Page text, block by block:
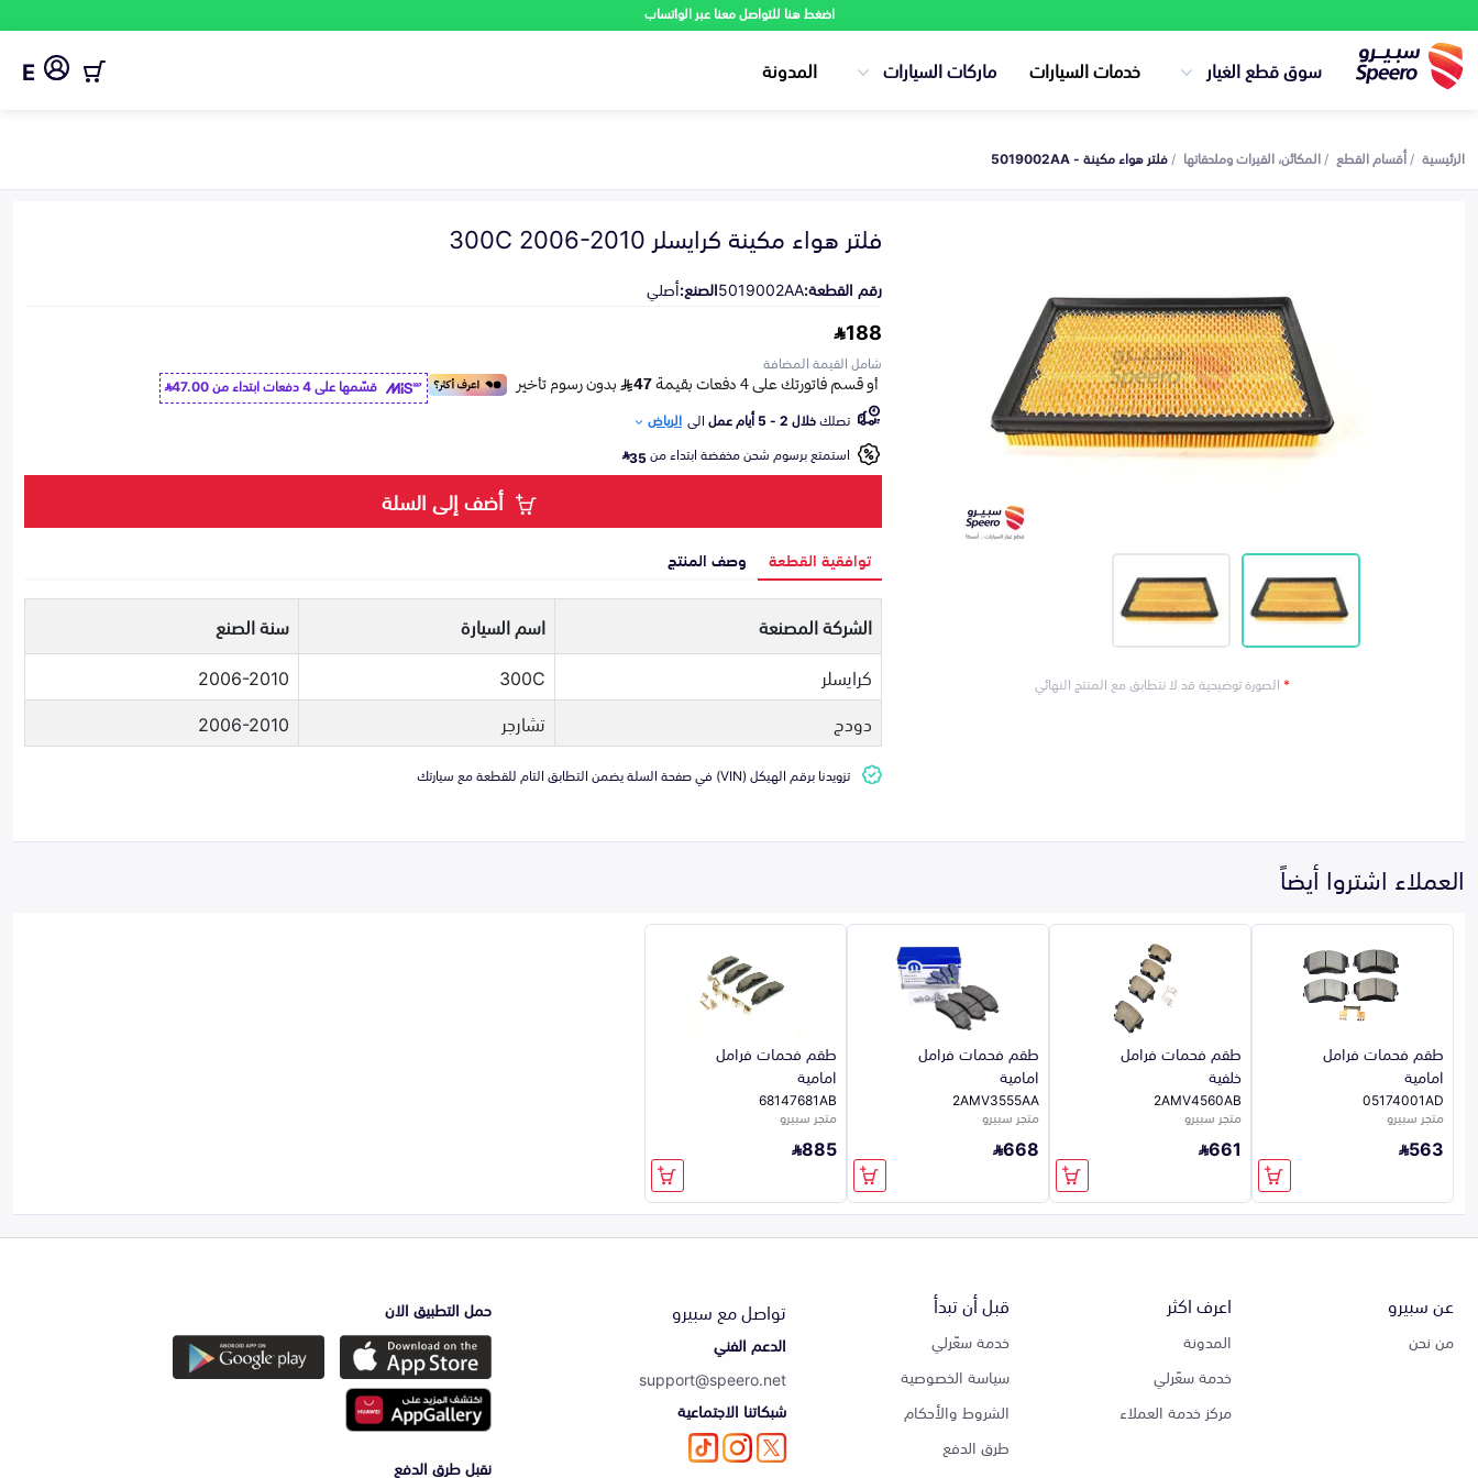
اضغط هنا للتواصل معنا عبر الواتساب
سوق قطع الغيار خدمات السيارات ماركات السيارات المدونة E
الرئيسية أقسام القطع المكائن، القيرات وملحقاتها فلتر هواء مكينة - 5019002AA
*الصورة توضيحية قد لا تتطابق مع المنتج النهائي
فلتر هواء مكينة كرايسلر 300C 2006-2010
رقم القطعة:5019002AAالصنع:أصلي
188
شامل القيمة المضافة
قسّمها على 4 دفعات ابتداء من
47.00
تصلكخلال 2 - 5 أيام عمل الى الرياض
استمتع برسوم شحن مخفضة ابتداء من35
أضف إلى السلة
توافقية القطعة وصف المنتج
الشركة المصنعة اسم السيارة
سنة الصنع
كرايسلر
300C
2006-2010
دودج
تشارجر 2006-2010
تزويدنا برقم الهيكل (VIN) في صفحة السلة يضمن التطابق التام للقطعة مع سيارتك
العملاء اشتروا أيضاً
طقم فحمات فرامل
امامية
05174001AD
متجر سبيرو
563
طقم فحمات فرامل
خلفية
2AMV4560AB
متجر سبيرو
661
طقم فحمات فرامل
امامية
2AMV3555AA
متجر سبيرو
668
طقم فحمات فرامل
امامية
68147681AB
متجر سبيرو
885
عن سبيرو
من نحن
اعرف اكثر
المدونة
خدمة سعّرلي
مركز خدمة العملاء
قبل أن تبدأ
خدمة سعّرلي
سياسة الخصوصية
الشروط والأحكام
طرق الدفع
تواصل مع سبيرو
الدعم الفني
support@speero.net
شبكاتنا الاجتماعية
حمل التطبيق الان
نقبل طرق الدفع